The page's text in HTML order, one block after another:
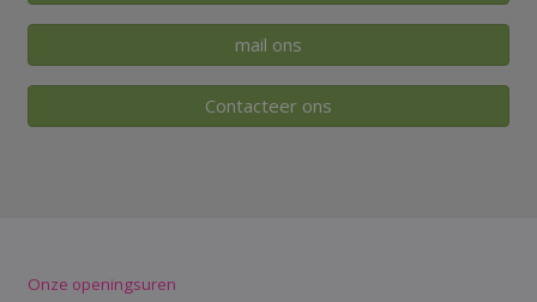
mail ons
Contacteer ons
Onze openingsuren